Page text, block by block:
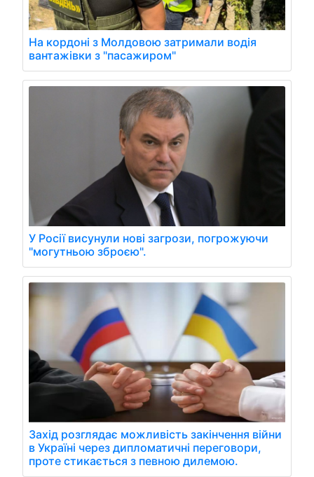
На кордоні з Молдовою затримали водія
вантажівки з "пасажиром"
У Росії висунули нові загрози, погрожуючи
"могутньою зброєю".
Захід розглядає можливість закінчення війни
в Україні через дипломатичні переговори,
проте стикається з певною дилемою.